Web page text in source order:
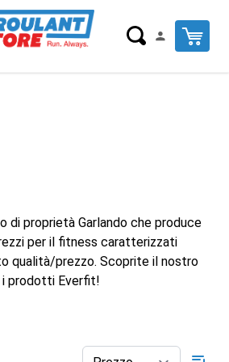
Cart
di proprietà Garlando che produce
per il fitness caratterizzati
qualità/prezzo. Scoprite il nostro
prodotti Everfit!